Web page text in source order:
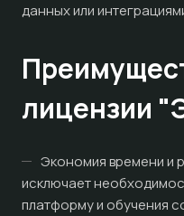
данных или
лицензии
Экономия времени и
исключает
платформу и обучения